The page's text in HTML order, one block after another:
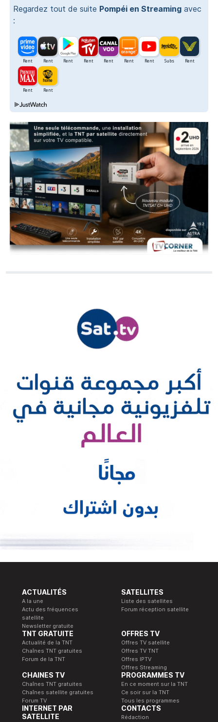
Regardez tout de suite Pompéi en Streaming avec
:
ACTUALITÉS
A la une
Actu des fréquences
satellite
Newsletter gratuite
SATELLITES
Liste des satellites
Forum réception satellite
TNT GRATUITE
Actualité de la TNT
Chaînes TNT gratuites
Forum de la TNT
OFFRES TV
Offres TV satellite
Offres TV TNT
Offres IPTV
Offres Streaming
CHAINES TV
Chaînes TNT gratuites
Chaînes satellite gratuites
Forum TV
PROGRAMMES TV
En ce moment sur la TNT
Ce soir sur la TNT
Tous les programmes
INTERNET PAR
SATELLITE
CONTACTS
Rédaction